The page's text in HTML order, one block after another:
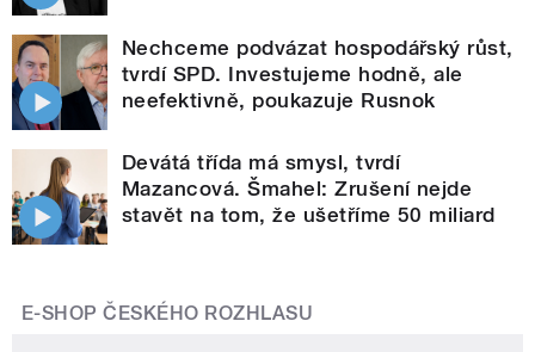
Nechceme podvázat hospodářský růst,
tvrdí SPD. Investujeme hodně, ale
neefektivně, poukazuje Rusnok
Devátá třída má smysl, tvrdí
Mazancová. Šmahel: Zrušení nejde
stavět na tom, že ušetříme 50 miliard
E-SHOP ČESKÉHO ROZHLASU